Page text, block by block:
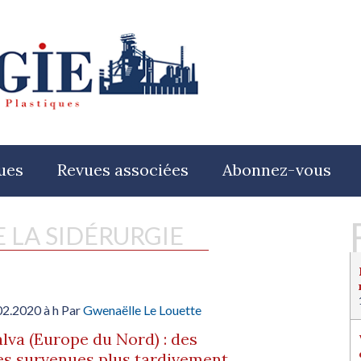
Revues associées Abonnez-vous
SIDÉRURGIE
à h ParGwenaëlle Le Louette
(Europe du Nord) : des